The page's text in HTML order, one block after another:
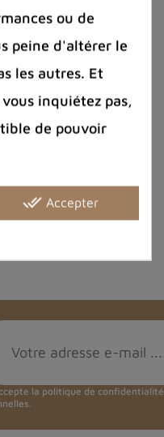
faciles
la politique de confidentialité
ou de
peine d'altérer le
les autres. Et
inquiétez pas,
de pouvoir
done_all Accepter